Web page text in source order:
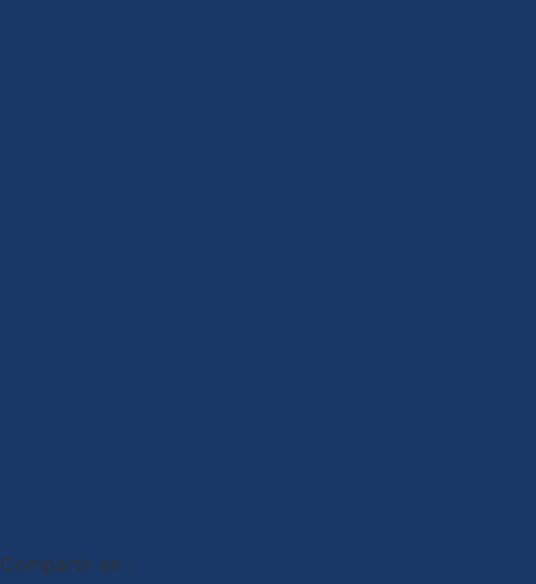
Compartir en :